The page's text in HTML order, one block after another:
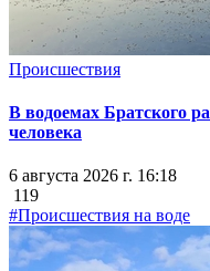
Происшествия
В водоемах Братского
человека
6 августа 2026 г. 16:18
119
#Происшествия на воде